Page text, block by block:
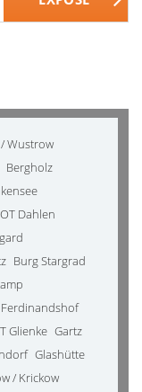
Wustrow
Bergholz
Dahlen
Burg Stargrad
Ferdinandshof
Glienke Gartz
Glashütte
/ Krickow